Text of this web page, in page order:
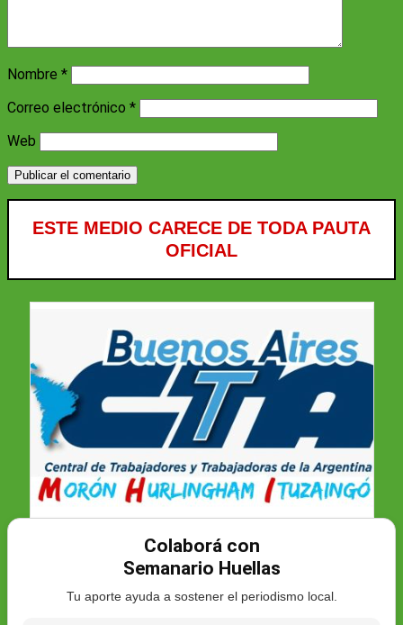
Nombre *
Correo electrónico *
Web
ESTE MEDIO CARECE DE TODA PAUTA
OFICIAL
Colaborá con
Semanario Huellas
Tu aporte ayuda a sostener el periodismo local.